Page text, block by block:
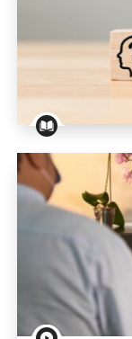
Psychiatrie: